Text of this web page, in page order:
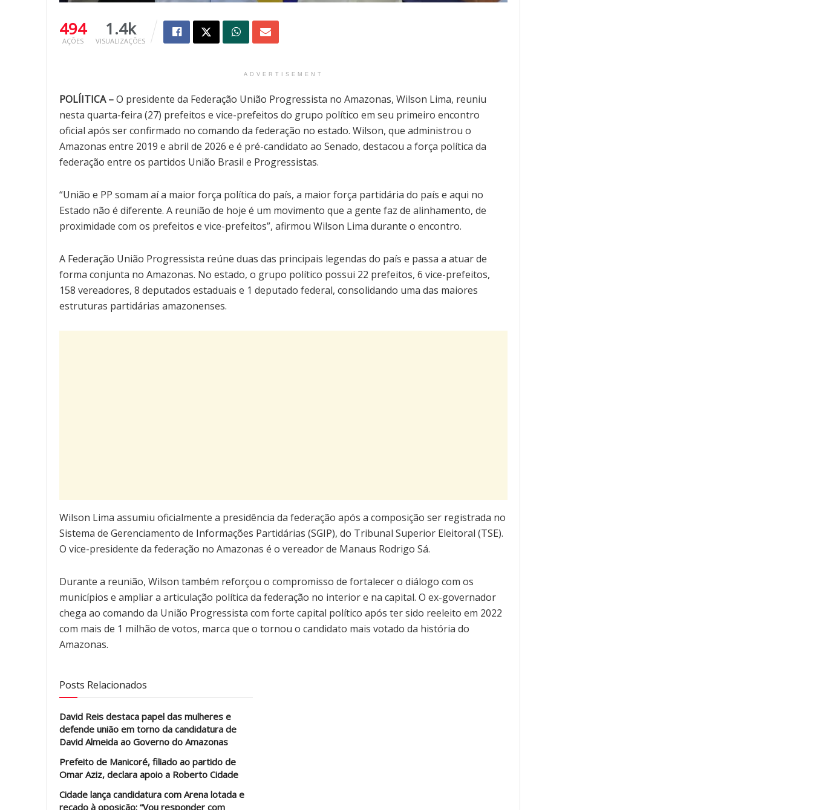
494
AÇÕES
1.4k
VISUALIZAÇÕES
ADVERTISEMENT
POLÍITICA –O presidente da Federação União Progressista no Amazonas, Wilson Lima, reuniu
nesta quarta-feira (27) prefeitos e vice-prefeitos do grupo político em seu primeiro encontro
oficial após ser confirmado no comando da federação no estado. Wilson, que administrou o
Amazonas entre 2019 e abril de 2026 e é pré-candidato ao Senado, destacou a força política da
federação entre os partidos União Brasil e Progressistas.
“União e PP somam aí a maior força política do país, a maior força partidária do país e aqui no
Estado não é diferente. A reunião de hoje é um movimento que a gente faz de alinhamento, de
proximidade com os prefeitos e vice-prefeitos”, afirmou Wilson Lima durante o encontro.
A Federação União Progressista reúne duas das principais legendas do país e passa a atuar de
forma conjunta no Amazonas. No estado, o grupo político possui 22 prefeitos, 6 vice-prefeitos,
158 vereadores, 8 deputados estaduais e 1 deputado federal, consolidando uma das maiores
estruturas partidárias amazonenses.
Wilson Lima assumiu oficialmente a presidência da federação após a composição ser registrada no
Sistema de Gerenciamento de Informações Partidárias (SGIP), do Tribunal Superior Eleitoral (TSE).
O vice-presidente da federação no Amazonas é o vereador de Manaus Rodrigo Sá.
Durante a reunião, Wilson também reforçou o compromisso de fortalecer o diálogo com os
municípios e ampliar a articulação política da federação no interior e na capital. O ex-governador
chega ao comando da União Progressista com forte capital político após ter sido reeleito em 2022
com mais de 1 milhão de votos, marca que o tornou o candidato mais votado da história do
Amazonas.
Posts Relacionados
David Reis destaca papel das mulheres e
defende união em torno da candidatura de
David Almeida ao Governo do Amazonas
Prefeito de Manicoré, filiado ao partido de
Omar Aziz, declara apoio a Roberto Cidade
Cidade lança candidatura com Arena lotada e
recado à oposição: “Vou responder com